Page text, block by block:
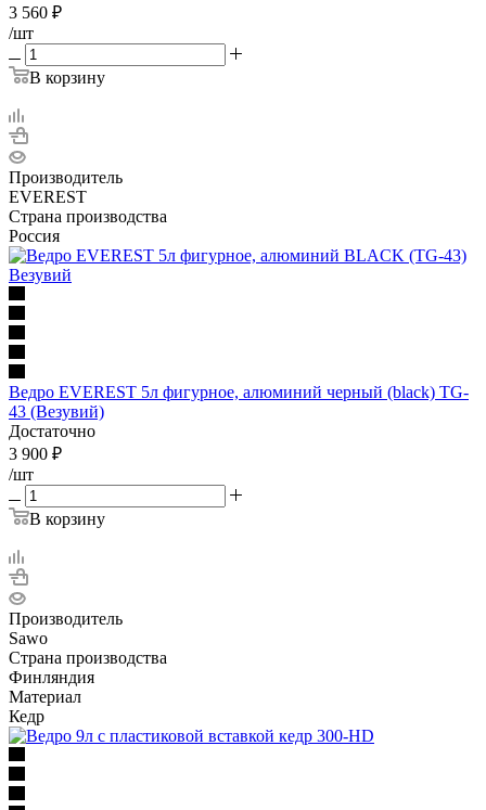
3 560 ₽
/шт
В корзину
Производитель
EVEREST
Страна производства
Россия
Ведро EVEREST 5л фигурное, алюминий черный (black) TG-
43 (Везувий)
Достаточно
3 900 ₽
/шт
В корзину
Производитель
Sawo
Страна производства
Финляндия
Материал
Кедр